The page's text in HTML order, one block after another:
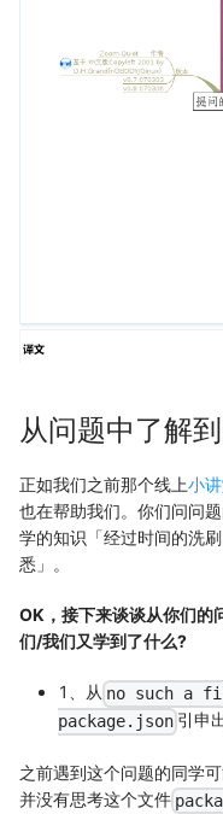
从问题中了解
正如我们之前那个线上小
也在帮助我们。你们问问
学的知识「经过时间的洗
悉」。
OK，接下来谈谈从你们的
们/我们又学到了什么?
1、从 no such a
package.json 引申
之前遇到这个问题的同学
并没有思考这个文件